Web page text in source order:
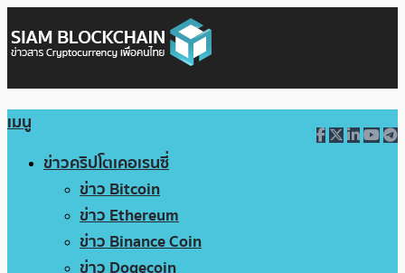
เมนู
ข่าวคริปโตเคอเรนซี่
ข่าว Bitcoin
ข่าว Ethereum
ข่าว Binance Coin